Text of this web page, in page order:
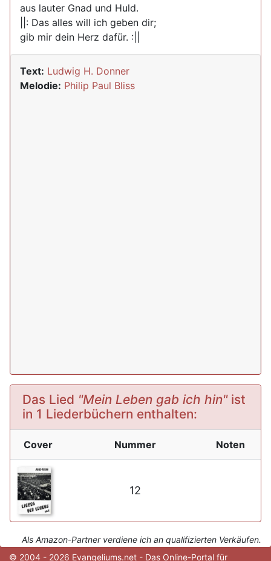
aus lauter Gnad und Huld.
||: Das alles will ich geben dir;
gib mir dein Herz dafür. :||
Text: Ludwig H. Donner
Melodie: Philip Paul Bliss
Das Lied "Mein Leben gab ich hin"ist
in 1 Liederbüchern enthalten:
Cover Nummer Noten
12
Als Amazon-Partner verdiene ich an qualifizierten Verkäufen.
© 2004 - 2026 Evangeliums.net - Das Online-Portal für